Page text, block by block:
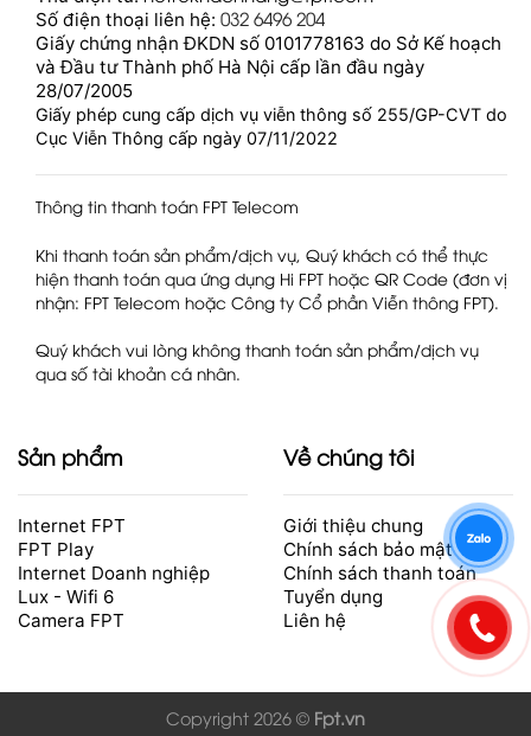
Số điện thoại liên hệ: 032 6496 204
Giấy chứng nhận ĐKDN số 0101778163 do Sở Kế hoạch
và Đầu tư Thành phố Hà Nội cấp lần đầu ngày
28/07/2005
Giấy phép cung cấp dịch vụ viễn thông số 255/GP-CVT do
Cục Viễn Thông cấp ngày 07/11/2022
Thông tin thanh toán FPT Telecom
Khi thanh toán sản phẩm/dịch vụ, Quý khách có thể thực
hiện thanh toán qua ứng dụng Hi FPT hoặc QR Code (đơn vị
nhận: FPT Telecom hoặc Công ty Cổ phần Viễn thông FPT).
Quý khách vui lòng không thanh toán sản phẩm/dịch vụ
qua số tài khoản cá nhân.
Sản phẩm
Internet FPT
FPT Play
Internet Doanh nghiệp
Lux - Wifi 6
Camera FPT
Về chúng tôi
Giới thiệu chung
Chính sách bảo mật
Chính sách thanh toán
Tuyển dụng
Liên hệ
Copyright 2026 © Fpt.vn